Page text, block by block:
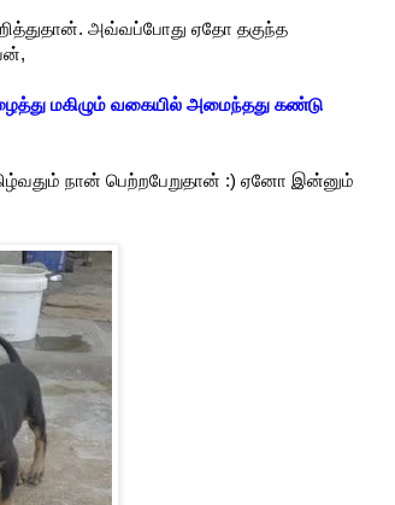
அவ்வப்போது ஏதோ தகுந்த
மகிழும் வகையில் அமைந்தது கண்டு
நான் பெற்றபேறுதான் :) ஏனோ இன்னும்